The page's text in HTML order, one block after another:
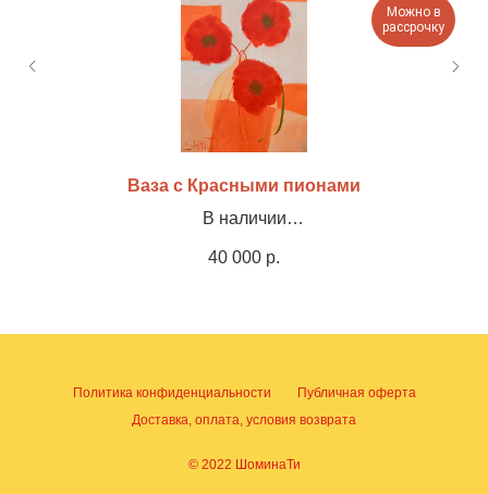
Можно в
рассрочку
Ваза с Красными пионами
В наличии
40 000 р.
Политика конфиденциальности
Публичная оферта
Доставка, оплата, условия возврата
© 2022 ШоминаТи